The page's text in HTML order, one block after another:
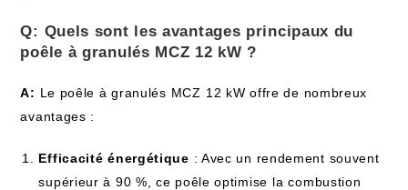
Q: Quels sont les avantages principaux‌ du
poêle à ‌granulés MCZ 12 ​kW ?
A: Le poêle à granulés‍ MCZ ⁢12 kW offre ​de nombreux
‌avantages :
Efficacité énergétique : Avec un rendement souvent
supérieur à 90​ %, ce poêle optimise ⁢la combustion